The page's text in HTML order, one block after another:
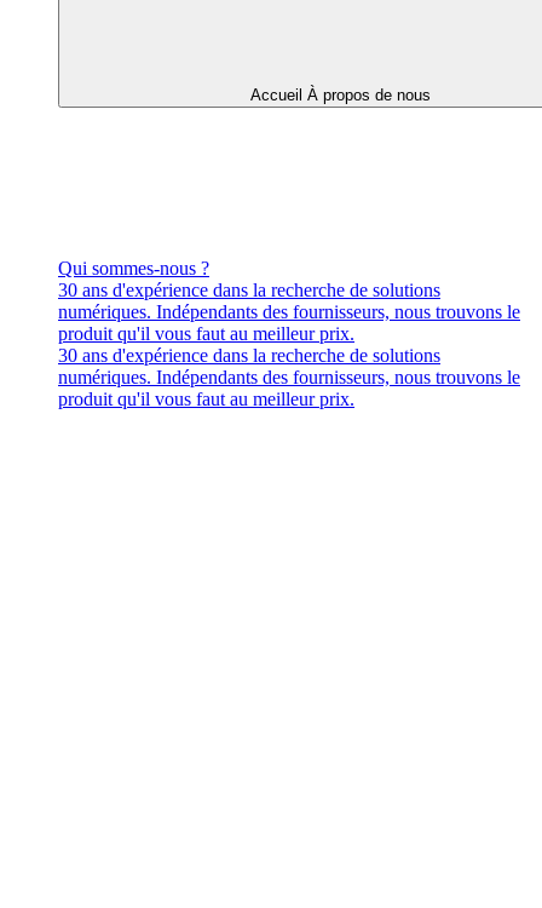
Accueil À propos de nous
Qui sommes-nous ?
30 ans d'expérience dans la recherche de solutions
numériques. Indépendants des fournisseurs, nous trouvons le
produit qu'il vous faut au meilleur prix.
30 ans d'expérience dans la recherche de solutions
numériques. Indépendants des fournisseurs, nous trouvons le
produit qu'il vous faut au meilleur prix.